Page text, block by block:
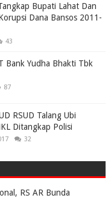
Bupati Lahat Dan
Dana Bansos 2011-
43
Bank Yudha Bhakti Tbk
87
RSUD Talang Ubi
Ditangkap Polisi
32
RS AR Bunda